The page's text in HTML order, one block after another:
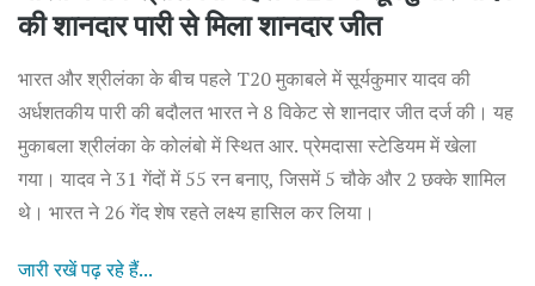
की शानदार पारी से मिला शानदार जीत
भारत और श्रीलंका के बीच पहले T20 मुकाबले में सूर्यकुमार यादव की
अर्धशतकीय पारी की बदौलत भारत ने 8 विकेट से शानदार जीत दर्ज की। यह
मुकाबला श्रीलंका के कोलंबो में स्थित आर. प्रेमदासा स्टेडियम में खेला
गया। यादव ने 31 गेंदों में 55 रन बनाए, जिसमें 5 चौके और 2 छक्के शामिल
थे। भारत ने 26 गेंद शेष रहते लक्ष्य हासिल कर लिया।
जारी रखें पढ़ रहे हैं...